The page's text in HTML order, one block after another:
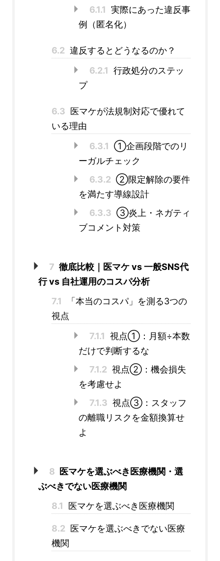
6.1.1 実際にあった違反事
例（匿名化）
6.2 違反するとどうなるのか？
6.2.1 行政処分のステッ
プ
6.3
医マケが法規制対応で優れて
いる理由
6.3.1 ①企画段階でのリ
ーガルチェック
6.3.2 ②限定解除の要件
を満たす導線設計
6.3.3 ③炎上・ネガティ
ブコメント対策
7 徹底比較｜医マケ vs 一般SNS代
行 vs 自社運用のコスパ分析
7.1
「本当のコスパ」を測る3つの
視点
7.1.1 視点①：月額÷本数
だけで判断するな
7.1.2 視点②：機会損失
を考慮せよ
7.1.3 視点③：スタッフ
の離職リスクを金額換算せ
よ
8
医マケを選ぶべき医療機関・選
ぶべきでない医療機関
8.1
医マケを選ぶべき医療機関
8.2
医マケを選ぶべきでない医療
機関